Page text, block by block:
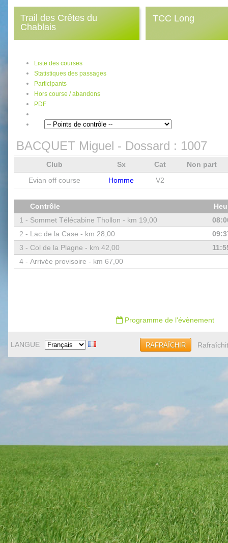
Trail des Crêtes du
Chablais
TCC Long
Liste des courses
Statistiques des passages
Participants
Hors course / abandons
PDF
BACQUET Miguel - Dossard : 1007
Club Sx Cat
Non part
Evian off course
Homme V2
Contrôle
1 - Sommet Télécabine Thollon - km 19,00
2 - Lac de la Case - km 28,00
3 - Col de la Plagne - km 42,00
4 - Arrivée provisoire - km 67,00
Programme de l'évènement
LANGUE RAFRAÎCHIR